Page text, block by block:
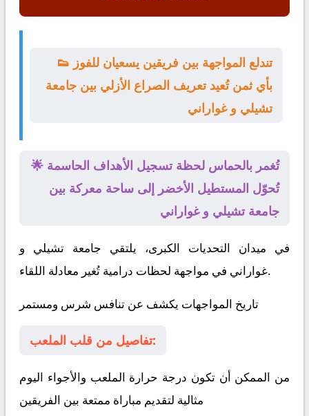
👟 تندلع المواجهة بين فريقين يسعيان للفوز
بأي ثمن تُعيد تعريف الصراع الأزلي بين جامعة
تشيلي و غواراني
🌟 تُغمر بالحماس لحظة تسجيل الأهداف الحاسمة
تُحوّل المستطيل الأخضر إلى ساحة معركة بين
جامعة تشيلي و غواراني
في ميدان التحديات الكبرى، يلتقي جامعة تشيلي و
غوارانيفي مواجهة لحظات درامية تُغير معادلة اللقاء.
تاريخ المواجهات يكشف عن تنافس شرس ومستمر
تفاصيل من قلب الملعب:
من الممكن أن تكون درجة حرارة الملعب والأجواء اليوم
مثالية لتقديم مباراة ممتعة بين الفريقين